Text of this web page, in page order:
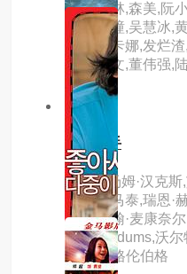
然,王天林,森美,阮
慈,黄泆潼,吴慧冰,
肇晃,黄卡娜,发烂
琪,叶景文,董伟强,
3.0分 hd
师奶杀手
主演：汤姆·汉克斯
西蒙斯,马泰,瑞恩·
莱士,约翰·麦康奈
特,lyneodums,沃尔
格雷戈·格伦伯格